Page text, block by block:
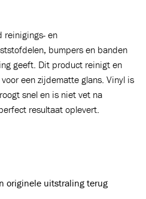
reinigings- en
bumpers en banden
geeft. Dit product reinigt en
een zijdematte glans. Vinyl is
snel en is niet vet na
resultaat oplevert.
originele uitstraling terug